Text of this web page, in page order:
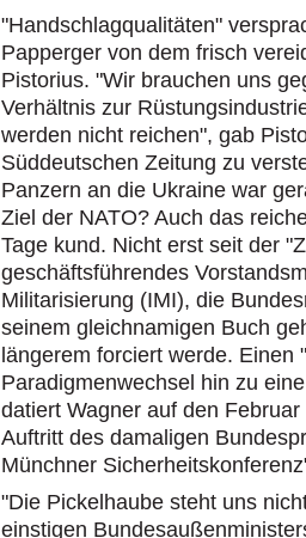
"Handschlagqualitäten"
Papperger von dem frisch
Pistorius. "Wir brauchen uns
Verhältnis zur
werden nicht reichen", gab
Süddeutschen Zeitung zu
Panzern an die Ukraine war
Ziel der NATO? Auch das
Tage kund. Nicht erst seit der
geschäftsführendes
Militarisierung (IMI), die
seinem gleichnamigen Buch
längerem forciert werde.
Paradigmenwechsel hin zu
datiert Wagner auf den
Auftritt des damaligen
Münchner
"Die Pickelhaube steht uns
einstigen